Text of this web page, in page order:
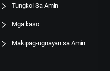
Tungkol Sa Amin
Mga kaso
Makipag-ugnayan sa Amin